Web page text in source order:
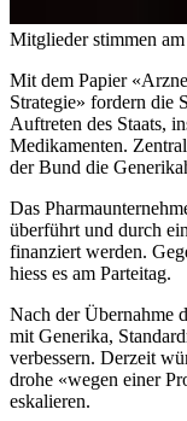
Mitglieder stimmen am
Mit dem Papier
Strategie» fordern die
Auftreten des Staats,
Medikamenten.
der Bund die
Das
überführt und durch
finanziert werden.
hiess es am Parteitag.
Nach der Übernahme
mit Generika,
verbessern. Derzeit
drohe «wegen einer
eskalieren.